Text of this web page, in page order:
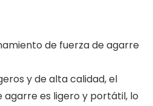
de fuerza de agarre
y de alta calidad, el
agarre es ligero y portátil, lo